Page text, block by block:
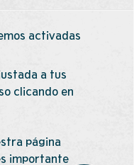
activadas
a tus
clicando en
página
importante